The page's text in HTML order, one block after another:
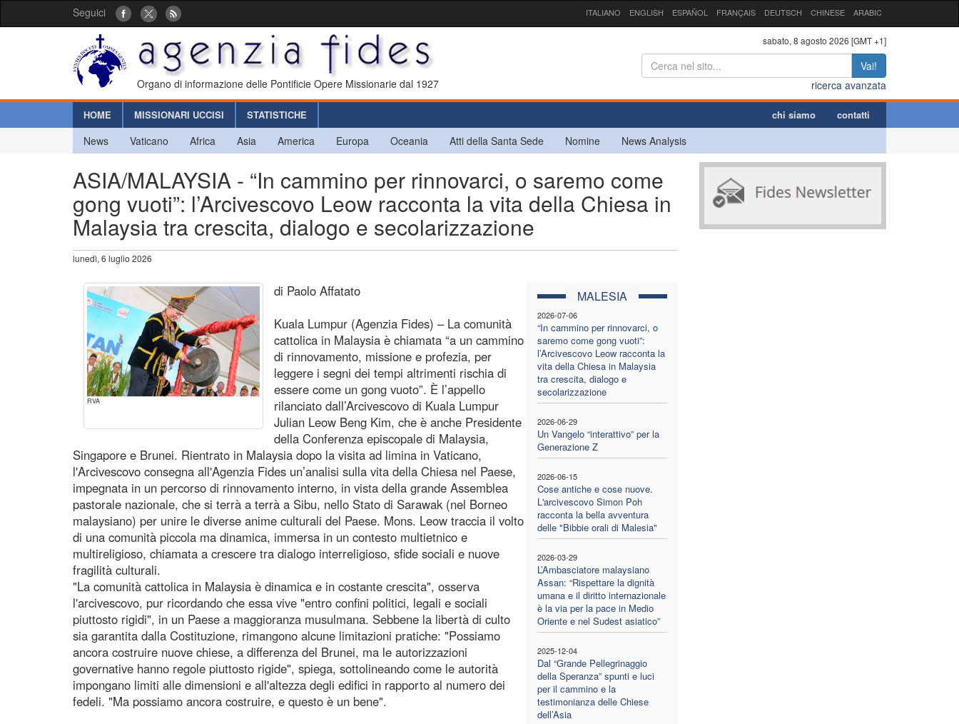
Seguici ITALIANO ENGLISH ESPAÑOL FRANÇAIS DEUTSCH CHINESE ARABIC
Organo di informazione delle Pontificie Opere Missionarie dal 1927
sabato, 8 agosto 2026 [GMT +1]
Vai!
ricerca avanzata
HOME MISSIONARI UCCISI STATISTICHE chi siamo contatti
News Vaticano Africa Asia America Europa Oceania Atti della Santa Sede Nomine News Analysis
ASIA/MALAYSIA - “In cammino per rinnovarci, o saremo come
gong vuoti”: l’Arcivescovo Leow racconta la vita della Chiesa in
Malaysia tra crescita, dialogo e secolarizzazione
lunedì, 6 luglio 2026
RVA
MALESIA
2026-07-06
“In cammino per rinnovarci, o
saremo come gong vuoti”:
l’Arcivescovo Leow racconta la
vita della Chiesa in Malaysia
tra crescita, dialogo e
secolarizzazione
2026-06-29
Un Vangelo “interattivo” per la
Generazione Z
2026-06-15
Cose antiche e cose nuove.
L'arcivescovo Simon Poh
racconta la bella avventura
delle "Bibbie orali di Malesia"
2026-03-29
L’Ambasciatore malaysiano
Assan: “Rispettare la dignità
umana e il diritto internazionale
è la via per la pace in Medio
Oriente e nel Sudest asiatico”
2025-12-04
Dal “Grande Pellegrinaggio
della Speranza” spunti e luci
per il cammino e la
testimonianza delle Chiese
dell’Asia
di Paolo Affatato
Kuala Lumpur (Agenzia Fides) – La comunità
cattolica in Malaysia è chiamata “a un cammino
di rinnovamento, missione e profezia, per
leggere i segni dei tempi altrimenti rischia di
essere come un gong vuoto”. È l’appello
rilanciato dall’Arcivescovo di Kuala Lumpur
Julian Leow Beng Kim, che è anche Presidente
della Conferenza episcopale di Malaysia,
Singapore e Brunei. Rientrato in Malaysia dopo la visita ad limina in Vaticano,
l'Arcivescovo consegna all'Agenzia Fides un’analisi sulla vita della Chiesa nel Paese,
impegnata in un percorso di rinnovamento interno, in vista della grande Assemblea
pastorale nazionale, che si terrà a terrà a Sibu, nello Stato di Sarawak (nel Borneo
malaysiano) per unire le diverse anime culturali del Paese. Mons. Leow traccia il volto
di una comunità piccola ma dinamica, immersa in un contesto multietnico e
multireligioso, chiamata a crescere tra dialogo interreligioso, sfide sociali e nuove
fragilità culturali.
"La comunità cattolica in Malaysia è dinamica e in costante crescita", osserva
l'arcivescovo, pur ricordando che essa vive "entro confini politici, legali e sociali
piuttosto rigidi", in un Paese a maggioranza musulmana. Sebbene la libertà di culto
sia garantita dalla Costituzione, rimangono alcune limitazioni pratiche: "Possiamo
ancora costruire nuove chiese, a differenza del Brunei, ma le autorizzazioni
governative hanno regole piuttosto rigide", spiega, sottolineando come le autorità
impongano limiti alle dimensioni e all'altezza degli edifici in rapporto al numero dei
fedeli. "Ma possiamo ancora costruire, e questo è un bene".